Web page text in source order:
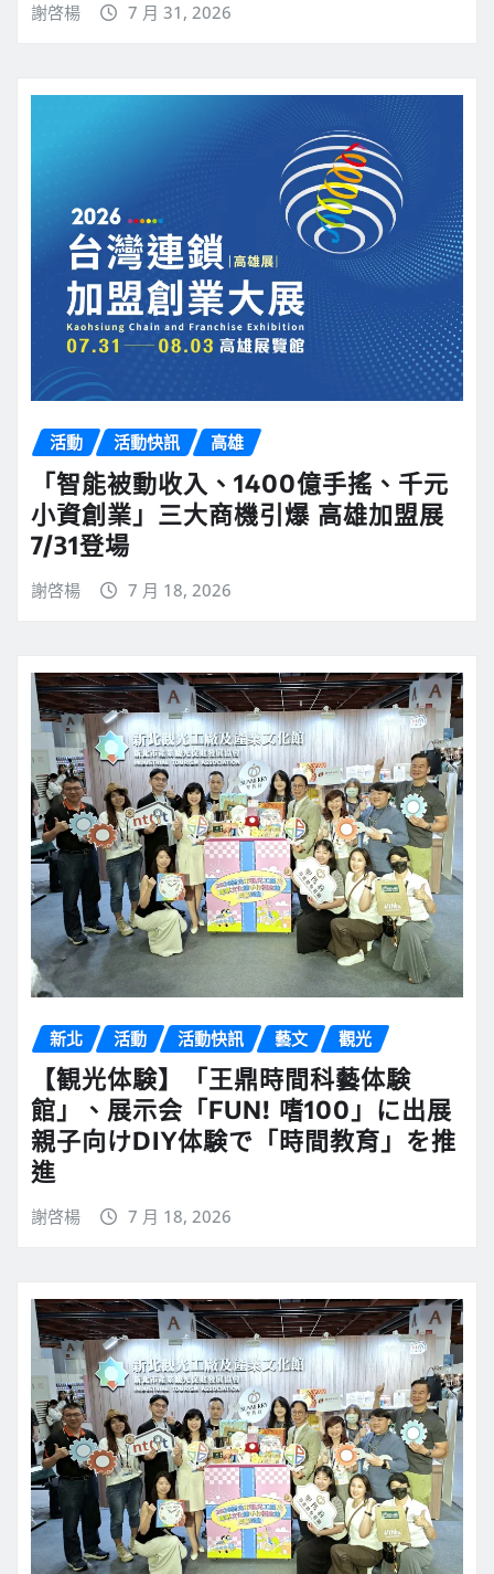
謝啓楊 7 月 31, 2026
活動 活動快訊 高雄
「智能被動收入、1400億手搖、千元
小資創業」三大商機引爆 高雄加盟展
7/31登場
謝啓楊 7 月 18, 2026
新北 活動 活動快訊 藝文 觀光
【観光体験】「王鼎時間科藝体験
館」、展示会「FUN! 嗜100」に出展
親子向けDIY体験で「時間教育」を推
進
謝啓楊 7 月 18, 2026